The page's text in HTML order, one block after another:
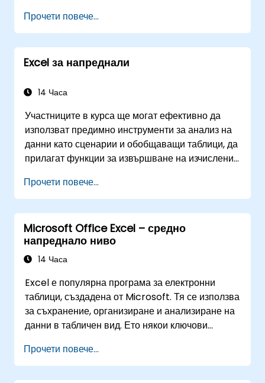
Прочети повече...
Excel за напреднали
14 Часа
Участниците в курса ще могат ефективно да
използват предимно инструменти за анализ на
данни като сценарии и обобщаващи таблици, да
прилагат функции за извършване на изчисления
и адаптират макроси за автоматизиране на
работата с електронни таблици според нуждите
си.
Прочети повече...
Microsoft Office Excel – средно
напреднало ниво
14 Часа
Excel е популярна програма за електронни
таблици, създадена от Microsoft. Тя се използва
за съхранение, организиране и анализиране на
данни в табличен вид. Ето някои ключови
Електронни таблици: Състои се от работни
листове, като всеки лист представлява мрежа
Прочети повече...